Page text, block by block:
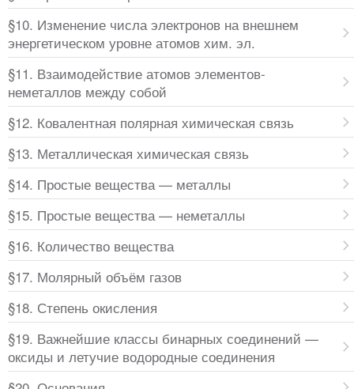
§10. Изменение числа электронов на внешнем
энергетическом уровне атомов хим. эл.
§11. Взаимодействие атомов элементов-
неметаллов между собой
§12. Ковалентная полярная химическая связь
§13. Металлическая химическая связь
§14. Простые вещества — металлы
§15. Простые вещества — неметаллы
§16. Количество вещества
§17. Молярный объём газов
§18. Степень окисления
§19. Важнейшие классы бинарных соединений —
оксиды и летучие водородные соединения